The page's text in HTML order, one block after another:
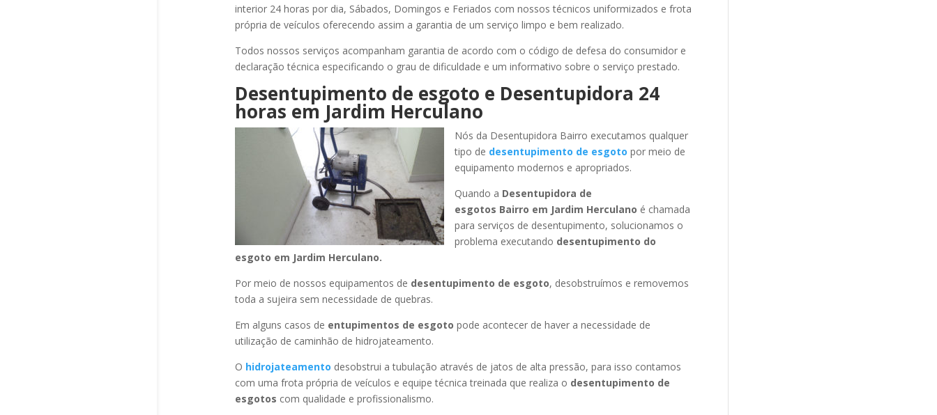
interior 24 horas por dia, Sábados, Domingos e Feriados com nossos técnicos uniformizados e frota
própria de veículos oferecendo assim a garantia de um serviço limpo e bem realizado.
Todos nossos serviços acompanham garantia de acordo com o código de defesa do consumidor e
declaração técnica especificando o grau de dificuldade e um informativo sobre o serviço prestado.
Desentupimento de esgoto e Desentupidora 24
horas em Jardim Herculano
Nós da Desentupidora Bairro executamos qualquer
tipo de desentupimento de esgoto por meio de
equipamento modernos e apropriados.
Quando a Desentupidora de
esgotos Bairro em Jardim Herculano é chamada
para serviços de desentupimento, solucionamos o
problema executando desentupimento do
esgoto em Jardim Herculano.
Por meio de nossos equipamentos de desentupimento de esgoto, desobstruímos e removemos
toda a sujeira sem necessidade de quebras.
Em alguns casos de entupimentos de esgoto pode acontecer de haver a necessidade de
utilização de caminhão de hidrojateamento.
O hidrojateamento desobstrui a tubulação através de jatos de alta pressão, para isso contamos
com uma frota própria de veículos e equipe técnica treinada que realiza o desentupimento de
esgotos com qualidade e profissionalismo.